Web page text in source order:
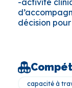
capacité à
décision pour